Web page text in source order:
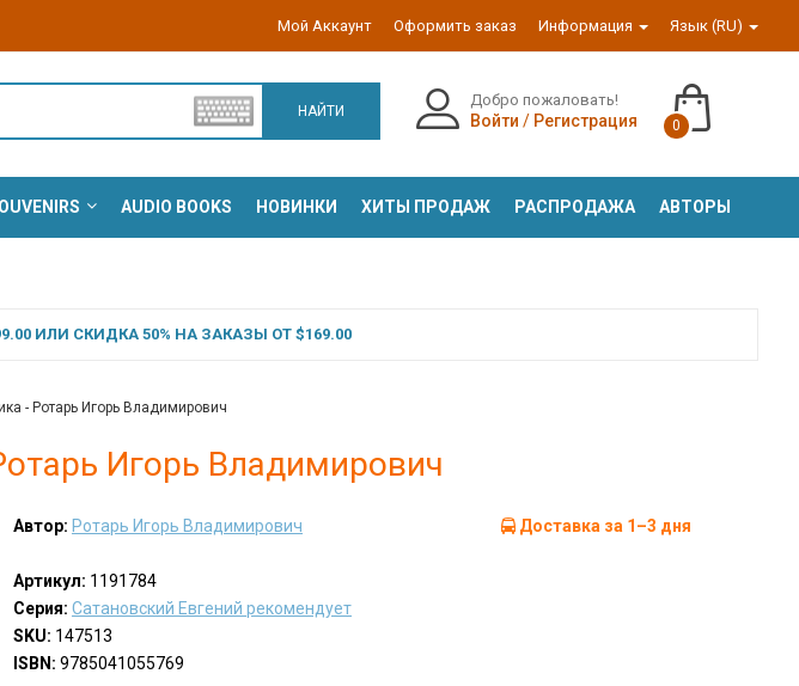
Мой Аккаунт Оформить заказ Информация Язык (RU)
НАЙТИ
Добро пожаловать!
Войти / Регистрация 0
AUDIO BOOKS НОВИНКИ ХИТЫ ПРОДАЖ РАСПРОДАЖА АВТОРЫ
ИЛИ СКИДКА 50% НА ЗАКАЗЫ ОТ $169.00
- Ротарь Игорь Владимирович
Игорь Владимирович
Автор: Ротарь Игорь Владимирович
Артикул: 1191784
Серия: Сатановский Евгений рекомендует
SKU: 147513
ISBN: 9785041055769
Доставка за 1–3 дня